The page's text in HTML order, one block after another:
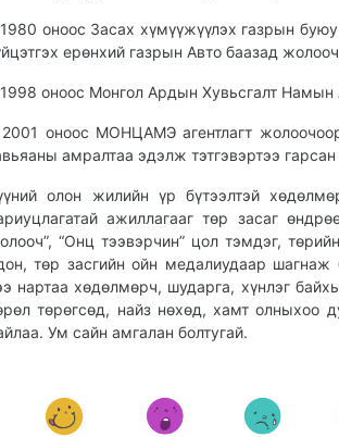
оноос Засах хүмүүжүүлэх газрын
ерөнхий газрын Авто баазад
оноос Монгол Ардын Хувьсгалт Намын
оноос МОНЦАМЭ агентлагт
амралтаа эдэлж тэтгэвэртээ гарсан
олон жилийн үр бүтээлтэй
ажиллагааг төр засаг
“Онц тээвэрчин” цол тэмдэг,
төр засгийн ойн медалиудаар шагнаж
нартаа хөдөлмөрч, шударга, хүнлэг
төрөгсөд, найз нөхөд, хамт олныхоо
Ум сайн амгалан болтугай.